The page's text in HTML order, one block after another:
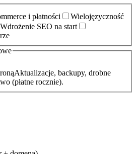
i płatności
Wielojęzyczność
Wdrożenie SEO na start
Aktualizacje, backupy, drobne
(płatne rocznie).